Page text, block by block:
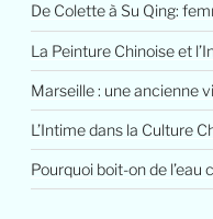
De Colette à Su Qing:
La Peinture Chinoise et
Marseille : une ancienne
L’Intime dans la Culture
Pourquoi boit-on de l’eau